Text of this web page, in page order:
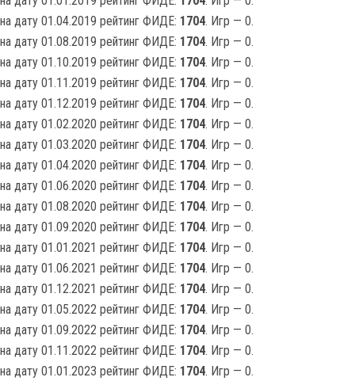
на дату 01.04.2019 рейтинг ФИДЕ: 1704. Игр — 0.
на дату 01.08.2019 рейтинг ФИДЕ: 1704. Игр — 0.
на дату 01.10.2019 рейтинг ФИДЕ: 1704. Игр — 0.
на дату 01.11.2019 рейтинг ФИДЕ: 1704. Игр — 0.
на дату 01.12.2019 рейтинг ФИДЕ: 1704. Игр — 0.
на дату 01.02.2020 рейтинг ФИДЕ: 1704. Игр — 0.
на дату 01.03.2020 рейтинг ФИДЕ: 1704. Игр — 0.
на дату 01.04.2020 рейтинг ФИДЕ: 1704. Игр — 0.
на дату 01.06.2020 рейтинг ФИДЕ: 1704. Игр — 0.
на дату 01.08.2020 рейтинг ФИДЕ: 1704. Игр — 0.
на дату 01.09.2020 рейтинг ФИДЕ: 1704. Игр — 0.
на дату 01.01.2021 рейтинг ФИДЕ: 1704. Игр — 0.
на дату 01.06.2021 рейтинг ФИДЕ: 1704. Игр — 0.
на дату 01.12.2021 рейтинг ФИДЕ: 1704. Игр — 0.
на дату 01.05.2022 рейтинг ФИДЕ: 1704. Игр — 0.
на дату 01.09.2022 рейтинг ФИДЕ: 1704. Игр — 0.
на дату 01.11.2022 рейтинг ФИДЕ: 1704. Игр — 0.
на дату 01.01.2023 рейтинг ФИДЕ: 1704. Игр — 0.